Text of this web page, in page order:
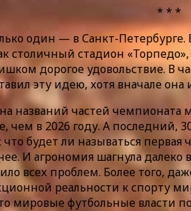
* * *
один — в Санкт-
столичный стадион
дорогое удовольствие.
эту идею, хотя вначале она
частей чемпионата
в 2026 году. А последний,
будет ли называться
И агрономия шагнула далеко
всех проблем. Более того,
реальности к спорту
мировые футбольные власти